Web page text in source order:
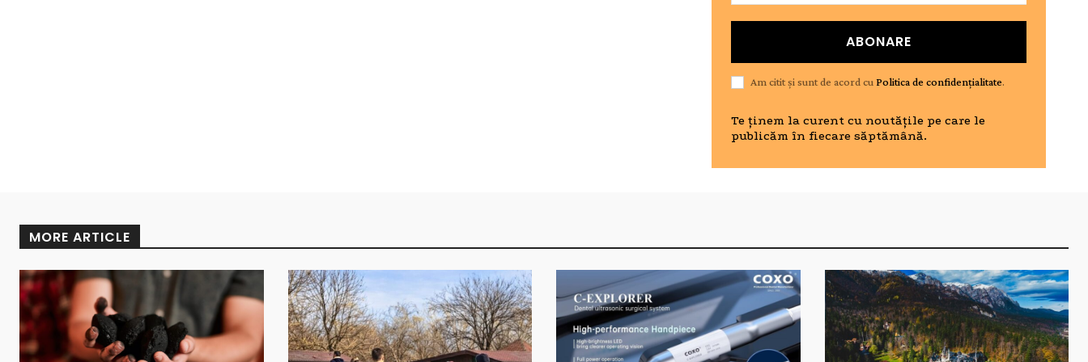
ABONARE
Am citit și sunt de acord cuPolitica de confidențialitate.
Te ținem la curent cu noutățile pe care le
publicăm în fiecare săptămână.
MORE ARTICLE